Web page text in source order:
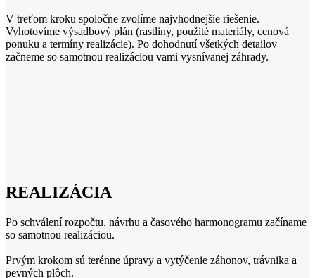
V treťom kroku spoločne zvolíme najvhodnejšie riešenie.
Vyhotovíme výsadbový plán (rastliny, použité materiály, cenová
ponuku a termíny realizácie). Po dohodnutí všetkých detailov
začneme so samotnou realizáciou vami vysnívanej záhrady.
REALIZÁCIA
Po schválení rozpočtu, návrhu a časového harmonogramu začíname
so samotnou realizáciou.
Prvým krokom sú terénne úpravy a vytýčenie záhonov, trávnika a
pevných plôch.